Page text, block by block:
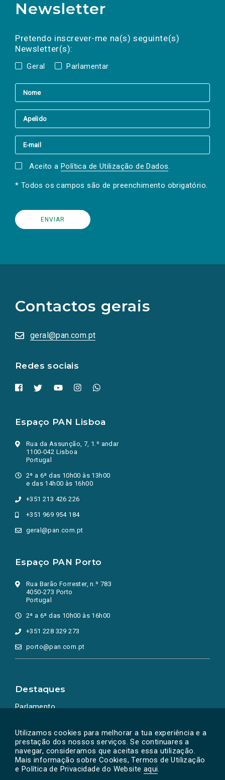
Utilizamos cookies para melhorar a tua experiência e a
prestação dos nossos serviços. Se continuares a
navegar, consideramos que aceitas essa utilização.
Mais informação sobre Cookies, Termos de Utilização
e Política de Privacidade do Website aqui.
Newsletter
Pretendo inscrever-me na(s) seguinte(s)
Newsletter(s):
Geral Parlamentar
a(s) newsletter(s).
mail
Aceito a Política de Utilização de Dados.
* Todos os campos são de preenchimento obrigatório.
Contactos gerais
geral@pan.com.pt
Redes sociais
redes
sociais
numa
nova
Espaço PAN Lisboa
Rua da Assunção, 7, 1.º andar
1100-042 Lisboa
Portugal
2ª a 6ª das 10h00 às 13h00
e das 14h00 às 16h00
+351 213 426 226
+351 969 954 184
geral@pan.com.pt
Espaço PAN Porto
Rua Barão Forrester, n.º 783
4050-273 Porto
Portugal
2ª a 6ª das 10h00 às 16h00
+351 228 329 273
porto@pan.com.pt
Destaques
Parlamento